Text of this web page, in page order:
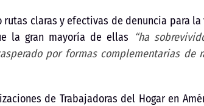
claras y efectivas de denuncia para
la gran mayoría de ellas “ha
por formas complementarias de
de Trabajadoras del Hogar en